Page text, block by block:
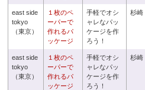
east side
tokyo
（東京）
１枚のペ
ーパーで
作れるパ
ッケージ
手軽でオシ
ャレなパッ
ケージを作
ろう！
杉崎
east side
tokyo
（東京）
１枚のペ
ーパーで
作れるパ
ッケージ
手軽でオシ
ャレなパッ
ケージを作
ろう！
杉崎